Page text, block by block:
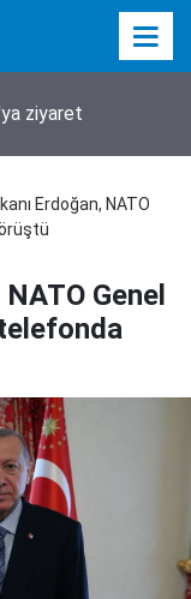
ziyaret
Erdoğan, NATO
Genel